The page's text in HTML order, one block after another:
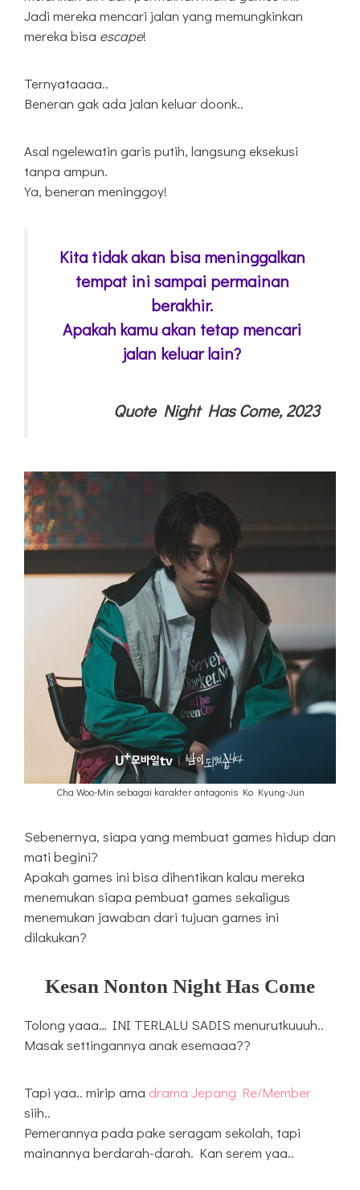
Jadi mereka mencari jalan yang memungkinkan
mereka bisa escape!
Ternyataaaa..
Beneran gak ada jalan keluar doonk..
Asal ngelewatin garis putih, langsung eksekusi
tanpa ampun.
Ya, beneran meninggoy!
Kita tidak akan bisa meninggalkan
tempat ini sampai permainan
berakhir.
Apakah kamu akan tetap mencari
jalan keluar lain?
Quote Night Has Come, 2023
Cha Woo-Min sebagai karakter antagonis Ko Kyung-Jun
Sebenernya, siapa yang membuat games hidup dan
mati begini?
Apakah games ini bisa dihentikan kalau mereka
menemukan siapa pembuat games sekaligus
menemukan jawaban dari tujuan games ini
dilakukan?
Kesan Nonton Night Has Come
Tolong yaaa… INI TERLALU SADIS menurutkuuuh..
Masak settingannya anak esemaaa??
Tapi yaa.. mirip ama drama Jepang Re/Member
siih..
Pemerannya pada pake seragam sekolah, tapi
mainannya berdarah-darah. Kan serem yaa..